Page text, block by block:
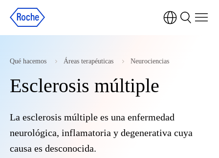
Qué hacemos Áreas terapéuticas Neurociencias
Esclerosis múltiple
La esclerosis múltiple es una enfermedad
neurológica, inflamatoria y degenerativa cuya
causa es desconocida.